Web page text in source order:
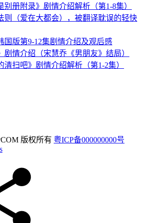
别册附录》剧情介绍解析（第1-8集）
则（爱在大都会），被翻译耽误的轻快
国版第9-12集剧情介绍及观后感
剧情介绍（宋慧乔《男朋友》结局）
清扫吧》剧情介绍解析（第1-2集）
版权所有 粤ICP备000000000号